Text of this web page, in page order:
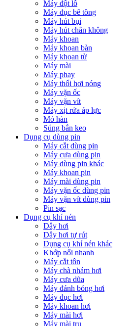
Máy đột lỗ
Máy đục bê tông
Máy hút bụi
Máy hút chân không
Máy khoan
Máy khoan bàn
Máy khoan từ
Máy mài
Máy phay
Máy thổi hơi nóng
Máy vặn ốc
Máy vặn vít
Máy xịt rửa áp lực
Mỏ hàn
Súng bắn keo
Dụng cụ dùng pin
Máy cắt dùng pin
Máy cưa dùng pin
Máy dùng pin khác
Máy khoan pin
Máy mài dùng pin
Máy vặn ốc dùng pin
Máy vặn vít dùng pin
Pin sạc
Dụng cụ khí nén
Dây hơi
Dây hơi tự rút
Dụng cụ khí nén khác
Khớp nối nhanh
Máy cắt tôn
Máy chà nhám hơi
Máy cưa dũa
Máy đánh bóng hơi
Máy đục hơi
Máy khoan hơi
Máy mài hơi
Máy mài trụ